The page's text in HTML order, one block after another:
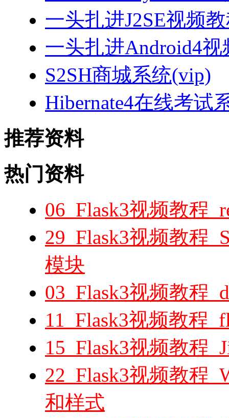
一头扎进J2SE视频
一头扎进Android4视
S2SH商城系统(vip)
Hibernate4在线考试
推荐资料
热门资料
06_Flask3视频教程
29_Flask3视频教程
模块
03_Flask3视频教程
11_Flask3视频教程
15_Flask3视频教程
22_Flask3视频教程
和样式